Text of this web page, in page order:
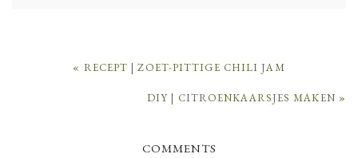
PREVIOUS
« RECEPT | ZOET-PITTIGE CHILI JAM
NEXT
DIY | CITROENKAARSJES MAKEN »
COMMENTS